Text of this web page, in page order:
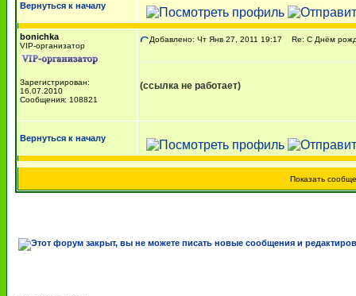
Вернуться к началу
bonichka
VIP-организатор
Зарегистрирован:
16.07.2010
Сообщения: 108821
Добавлено: Чт Янв 27, 2011 19:17 Re: С Днём
(ссылка не работает)
Вернуться к началу
Показать